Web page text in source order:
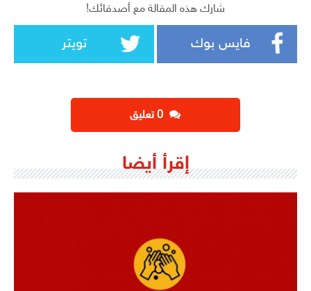
شارك هذه المقالة مع أصدقائك!
فايس بوك تويتر
إقرأ أيضا